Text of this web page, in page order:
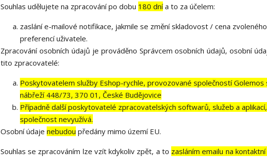
Souhlas udělujete na zpracování po dobu 180 dnía to za účelem:
zaslání e-mailové notifikace, jakmile se změní skladovost / cena
preferencí uživatele.
Zpracování osobních údajů je prováděno Správcem osobních údajů, osobní
tito zpracovatelé:
Poskytovatelem služby Eshop-rychle, provozované společností Golemos
nábřeží 448/73, 370 01, České Budějovice
Případně další poskytovatelé zpracovatelských softwarů, služeb a
společnost nevyužívá.
Osobní údaje nebudou předány mimo území EU.
Souhlas se zpracováním lze vzít kdykoliv zpět, a to zasláním emailu na